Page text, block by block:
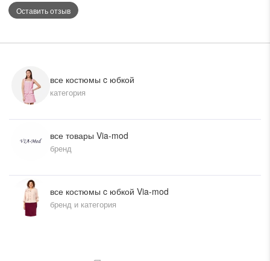
Оставить отзыв
все костюмы c юбкой
категория
все товары Via-mod
бренд
все костюмы c юбкой Via-mod
бренд и категория